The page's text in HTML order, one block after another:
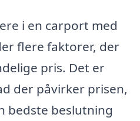
i en carport med
flere faktorer, der
pris. Det er
der påvirker prisen,
bedste beslutning